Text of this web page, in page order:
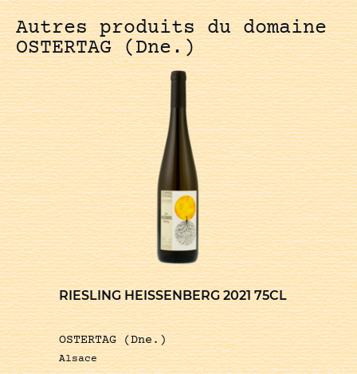
Autres produits du domaine
OSTERTAG (Dne.)
RIESLING HEISSENBERG 2021 75CL
OSTERTAG (Dne.)
Alsace